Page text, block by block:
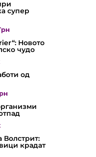
супер
Новото
чудо
од
крадат